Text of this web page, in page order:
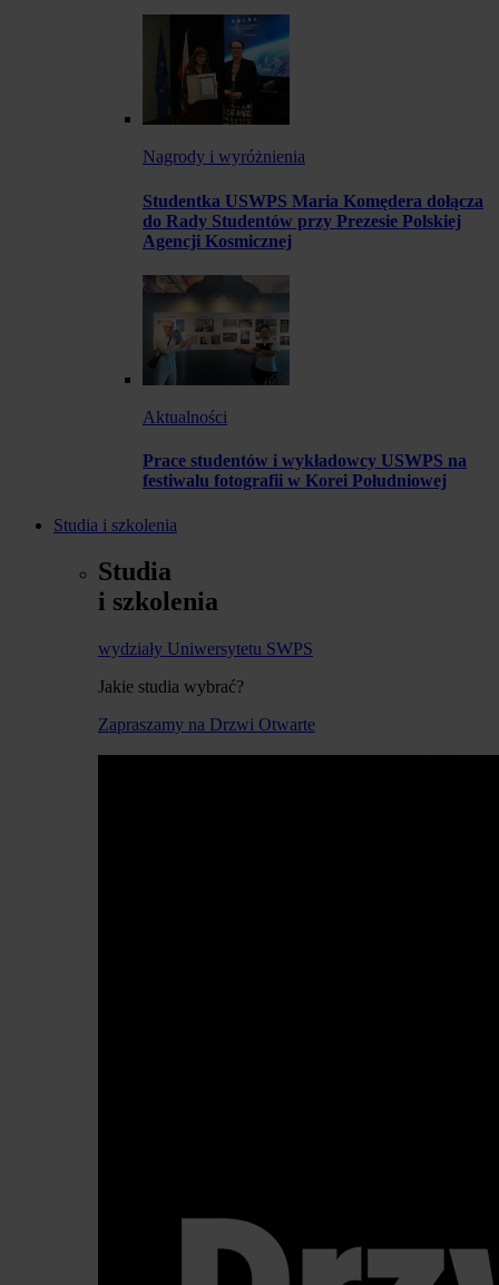
Nagrody i wyróżnienia
Studentka USWPS Maria Komędera dołącza
do Rady Studentów przy Prezesie Polskiej
Agencji Kosmicznej
Aktualności
Prace studentów i wykładowcy USWPS na
festiwalu fotografii w Korei Południowej
Studia i szkolenia
Studia
i szkolenia
wydziały Uniwersytetu SWPS
Jakie studia wybrać?
Zapraszamy na Drzwi Otwarte